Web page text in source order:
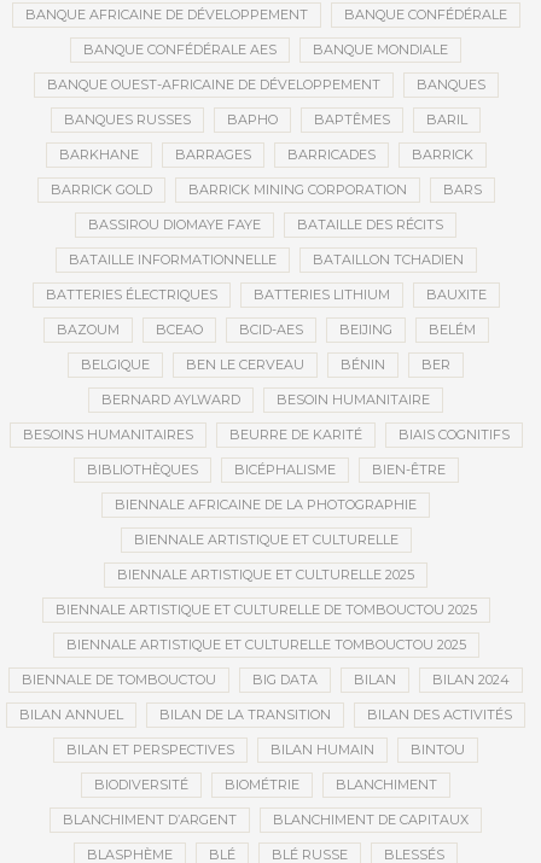
BANQUE AFRICAINE DE DÉVELOPPEMENT BANQUE CONFÉDÉRALE
BANQUE CONFÉDÉRALE AES BANQUE MONDIALE
BANQUE OUEST-AFRICAINE DE DÉVELOPPEMENT BANQUES
BANQUES RUSSES BAPHO BAPTÊMES BARIL
BARKHANE BARRAGES BARRICADES BARRICK
BARRICK GOLD BARRICK MINING CORPORATION BARS
BASSIROU DIOMAYE FAYE BATAILLE DES RÉCITS
BATAILLE INFORMATIONNELLE BATAILLON TCHADIEN
BATTERIES ÉLECTRIQUES BATTERIES LITHIUM BAUXITE
BAZOUM BCEAO BCID-AES BEIJING BELÉM
BELGIQUE BEN LE CERVEAU BÉNIN BER
BERNARD AYLWARD BESOIN HUMANITAIRE
BESOINS HUMANITAIRES BEURRE DE KARITÉ BIAIS COGNITIFS
BIBLIOTHÈQUES BICÉPHALISME BIEN-ÊTRE
BIENNALE AFRICAINE DE LA PHOTOGRAPHIE
BIENNALE ARTISTIQUE ET CULTURELLE
BIENNALE ARTISTIQUE ET CULTURELLE 2025
BIENNALE ARTISTIQUE ET CULTURELLE DE TOMBOUCTOU 2025
BIENNALE ARTISTIQUE ET CULTURELLE TOMBOUCTOU 2025
BIENNALE DE TOMBOUCTOU BIG DATA BILAN BILAN 2024
BILAN ANNUEL BILAN DE LA TRANSITION BILAN DES ACTIVITÉS
BILAN ET PERSPECTIVES BILAN HUMAIN BINTOU
BIODIVERSITÉ BIOMÉTRIE BLANCHIMENT
BLANCHIMENT D’ARGENT BLANCHIMENT DE CAPITAUX
BLASPHÈME BLÉ BLÉ RUSSE BLESSÉS